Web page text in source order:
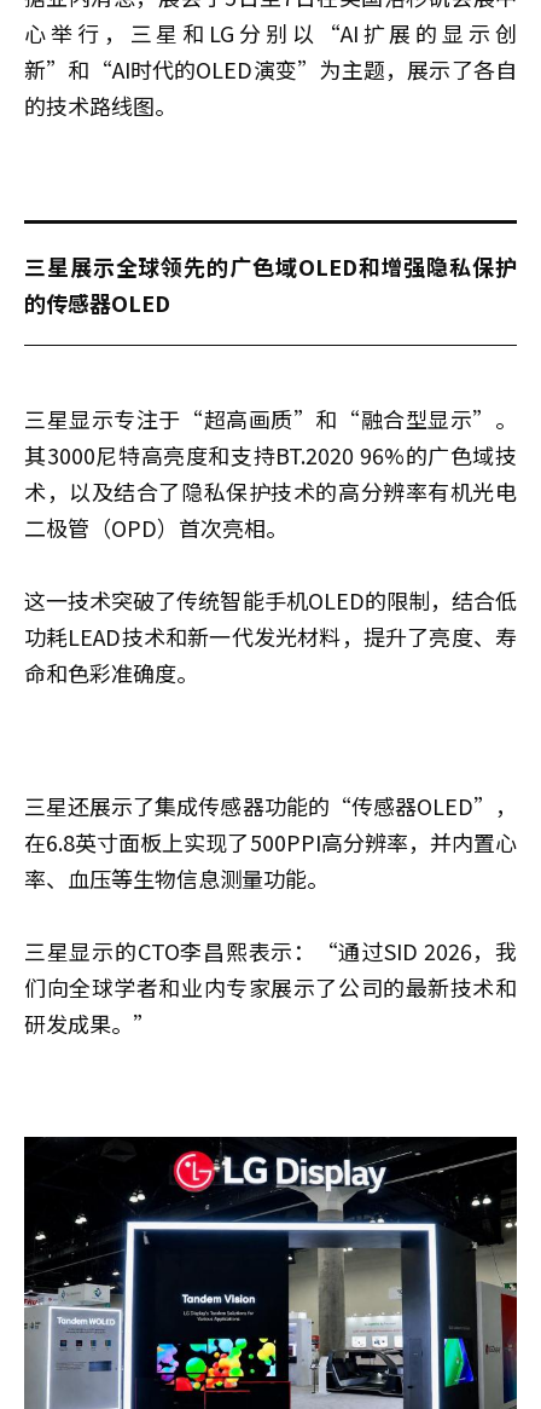
心举行，三星和LG分别以“AI扩展的显示创
新”和“AI时代的OLED演变”为主题，展示了各自
的技术路线图。
三星展示全球领先的广色域OLED和增强隐私保护
的传感器OLED
三星显示专注于“超高画质”和“融合型显示”。
其3000尼特高亮度和支持BT.2020 96%的广色域技
术，以及结合了隐私保护技术的高分辨率有机光电
二极管（OPD）首次亮相。
这一技术突破了传统智能手机OLED的限制，结合低
功耗LEAD技术和新一代发光材料，提升了亮度、寿
命和色彩准确度。
三星还展示了集成传感器功能的“传感器OLED”，
在6.8英寸面板上实现了500PPI高分辨率，并内置心
率、血压等生物信息测量功能。
三星显示的CTO李昌熙表示：“通过SID 2026，我
们向全球学者和业内专家展示了公司的最新技术和
研发成果。”